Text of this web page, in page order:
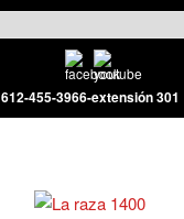
612-455-3966-extensión 301